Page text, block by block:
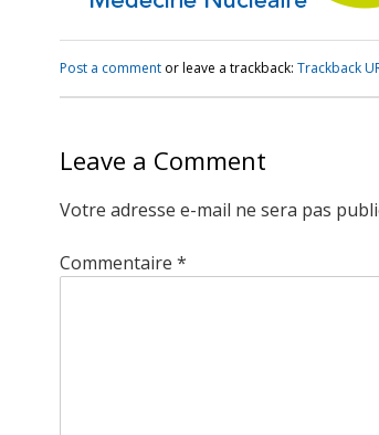
Post a commentor leave a trackback: Trackback
Leave a Comment
Votre adresse e-mail ne sera pas
Commentaire *